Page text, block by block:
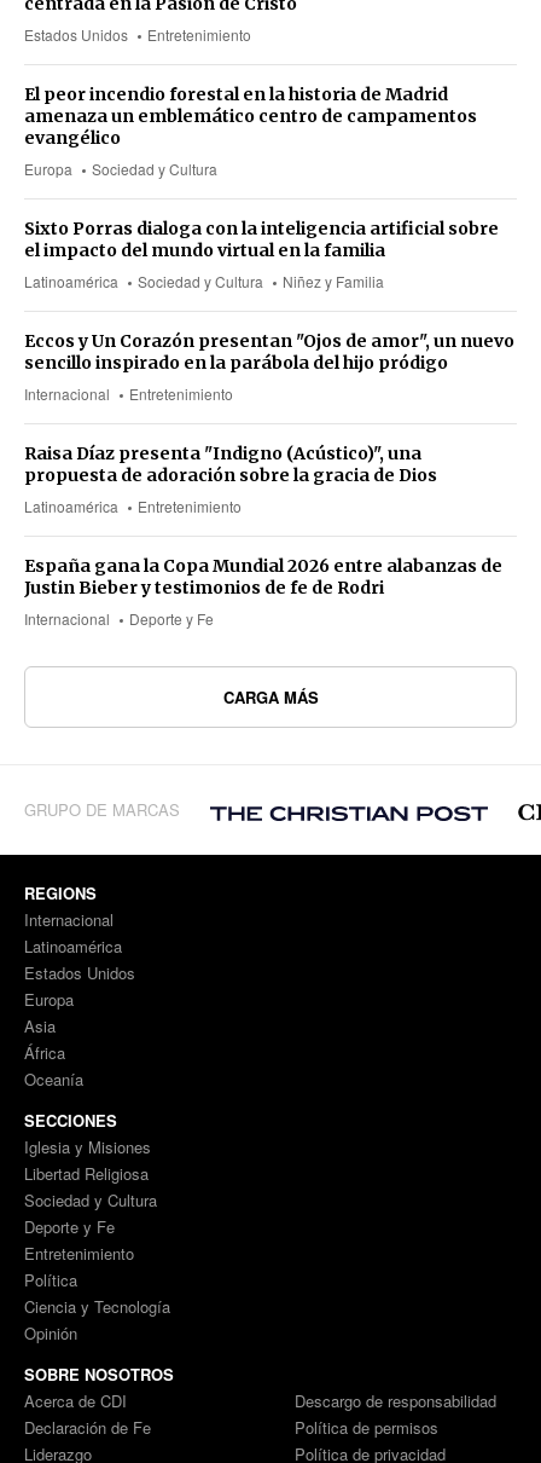
Estados Unidos Entretenimiento
Europa Sociedad y Cultura
El peor incendio forestal en la historia de Madrid
amenaza un emblemático centro de campamentos
evangélico
Latinoamérica Sociedad y Cultura Niñez y Familia
Sixto Porras dialoga con la inteligencia artificial sobre
el impacto del mundo virtual en la familia
Internacional Entretenimiento
Eccos y Un Corazón presentan "Ojos de amor", un nuevo
sencillo inspirado en la parábola del hijo pródigo
Latinoamérica Entretenimiento
Raisa Díaz presenta "Indigno (Acústico)", una
propuesta de adoración sobre la gracia de Dios
Internacional Deporte y Fe
España gana la Copa Mundial 2026 entre alabanzas de
Justin Bieber y testimonios de fe de Rodri
CARGA MÁS
GRUPO DE MARCAS
REGIONS
Internacional
Latinoamérica
Estados Unidos
Europa
Asia
África
Oceanía
SECCIONES
Iglesia y Misiones
Libertad Religiosa
Sociedad y Cultura
Deporte y Fe
Entretenimiento
Política
Ciencia y Tecnología
Opinión
SOBRE NOSOTROS
Acerca de CDI
Declaración de Fe
Liderazgo
Descargo de responsabilidad
Política de permisos
Política de privacidad